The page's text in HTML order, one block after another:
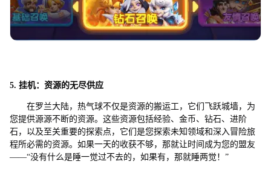
5. 挂机：资源的无尽供应
在罗兰大陆，热气球不仅是资源的搬运工，它们飞跃城墙，为
您提供源源不断的资源。这些资源包括经验、金币、钻石、进阶
石，以及至关重要的探索点，它们是您探索未知领域和深入冒险旅
程所必需的资源。如果一天的收获不够，那就让时间成为您的盟友
——“没有什么是睡一觉过不去的，如果有，那就睡两觉！”